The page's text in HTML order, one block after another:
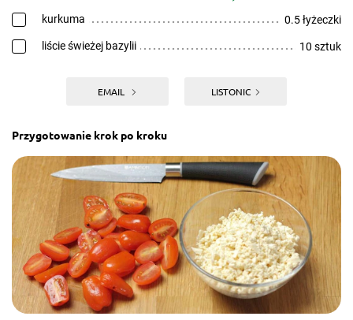
kurkuma 0.5 łyżeczki
liście świeżej bazylii 10 sztuk
EMAIL LISTONIC
Przygotowanie krok po kroku